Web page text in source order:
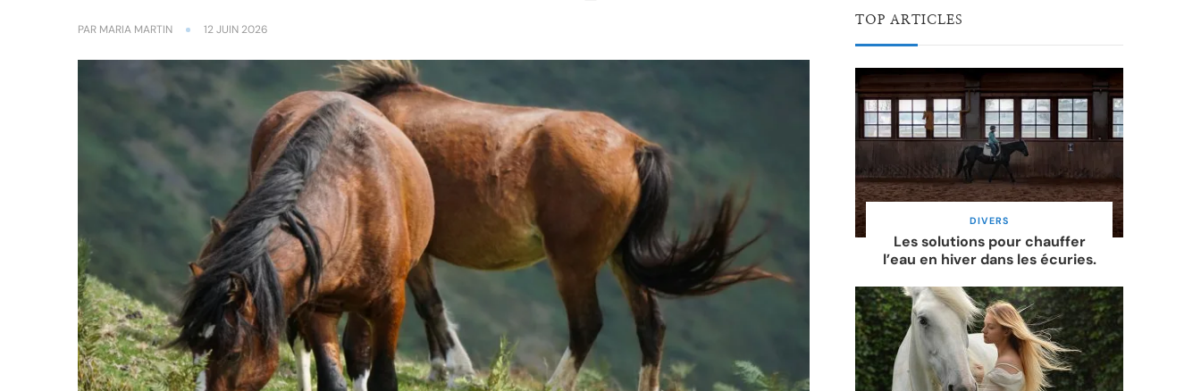
PAR MARIA MARTIN 12 JUIN 2026
TOP ARTICLES
DIVERS
Les solutions pour chauffer
l’eau en hiver dans les écuries.